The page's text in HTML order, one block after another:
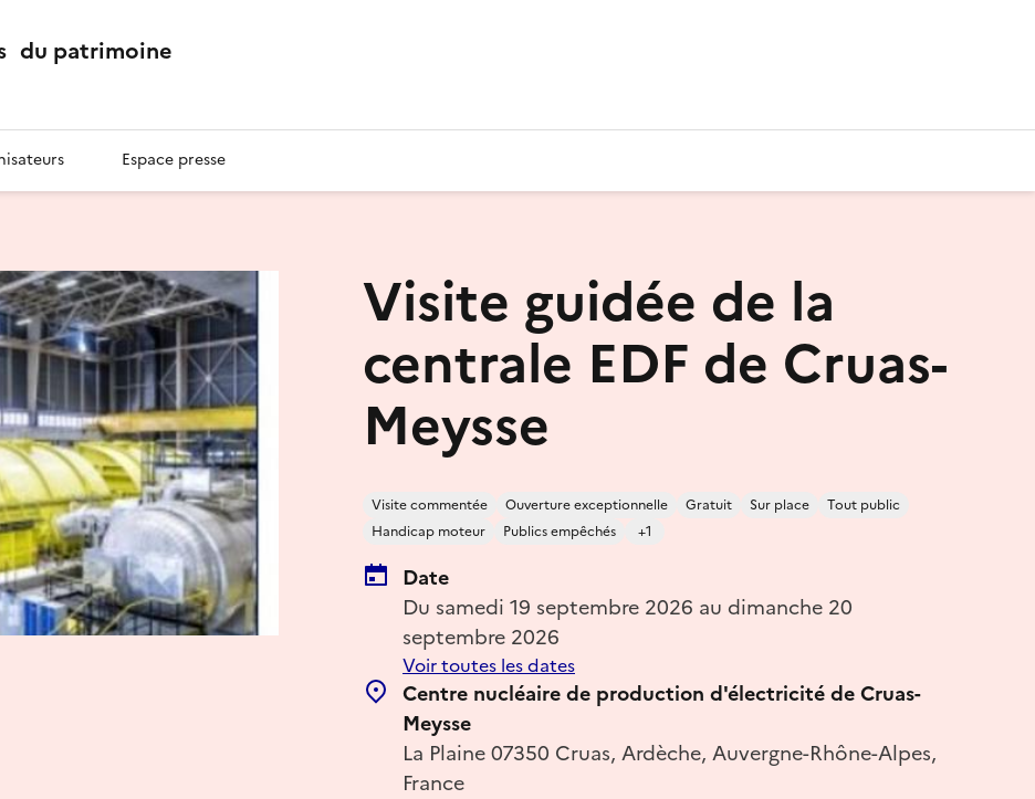
du patrimoine
Espace presse
Visite guidée de la
centrale EDF de Cruas-
Meysse
Visite commentée Ouverture exceptionnelle Gratuit Sur place
Tout public
Handicap moteur
Publics empêchés +1
Date
Du samedi 19 septembre 2026 au dimanche 20
septembre 2026
Voir toutes les dates
Centre nucléaire de production d'électricité de Cruas-
Meysse
La Plaine 07350 Cruas, Ardèche, Auvergne-Rhône-Alpes,
France